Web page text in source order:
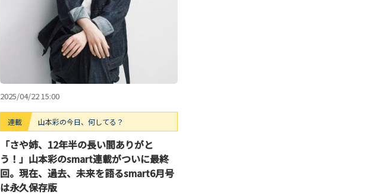
2025/04/22 15:00
連載 山本彩の今日、何してる？
「さや姉、12年半の長い間ありがと
う！」山本彩のsmart連載がついに最終
回。現在、過去、未来を語るsmart6月号
は永久保存版